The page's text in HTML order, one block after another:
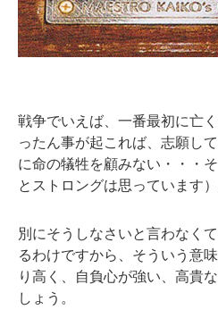
戦争でいえば、一番最初に亡
ったん事が起これば、志願し
に命の犠牲を顧みない・・・
とストロングは思っています）
別にそうしなさいと言わなく
るわけですから、そういう意
り高く、自負心が強い、高貴
しょう。